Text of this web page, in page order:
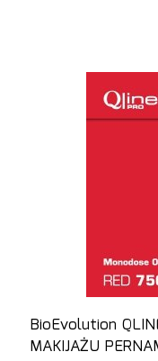
BioEvolution
MAKIJAŻU